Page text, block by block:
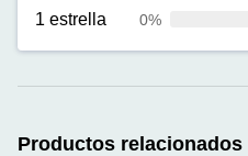
1 estrella 0%
Productos relacionados